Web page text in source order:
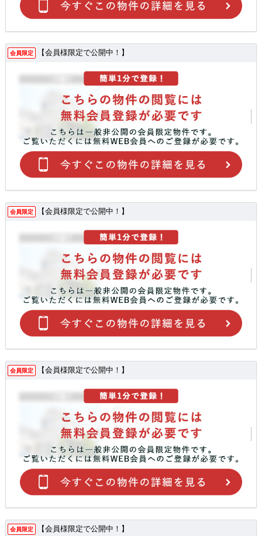
会員限定 【会員様限定で公開中！】
会員限定 【会員様限定で公開中！】
会員限定 【会員様限定で公開中！】
会員限定 【会員様限定で公開中！】